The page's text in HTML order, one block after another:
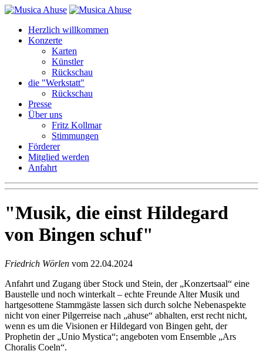
Herzlich willkommen
Konzerte
Karten
Künstler
Rückschau
die "Werkstatt"
Rückschau
Presse
Über uns
Fritz Kollmar
Stimmungen
Förderer
Mitglied werden
Anfahrt
Musik, die einst Hildegard
von Bingen schuf
Friedrich Wörlen vom 22.04.2024
Anfahrt und Zugang über Stock und Stein, der „Konzertsaal“ eine
Baustelle und noch winterkalt – echte Freunde Alter Musik und
hartgesottene Stammgäste lassen sich durch solche Nebenaspekte
nicht von einer Pilgerreise nach „ahuse“ abhalten, erst recht nicht,
wenn es um die Visionen er Hildegard von Bingen geht, der
Prophetin der „Unio Mystica“; angeboten vom Ensemble „Ars
Choralis Coeln“.